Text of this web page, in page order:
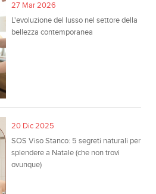
27 Mar 2026
L'evoluzione del lusso nel settore della
bellezza contemporanea
20 Dic 2025
SOS Viso Stanco: 5 segreti naturali per
splendere a Natale (che non trovi
ovunque)